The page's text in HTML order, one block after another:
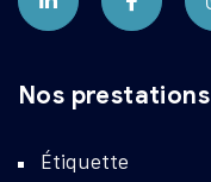
Nos prestations
Étiquette